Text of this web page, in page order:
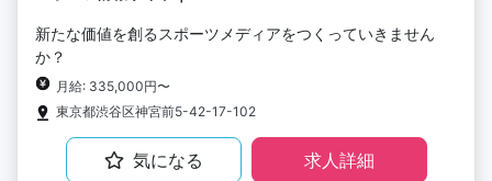
新たな価値を創るスポーツメディアをつくっていきません
か？
月給: 335,000円〜
東京都渋谷区神宮前5-42-17-102
気になる 求人詳細